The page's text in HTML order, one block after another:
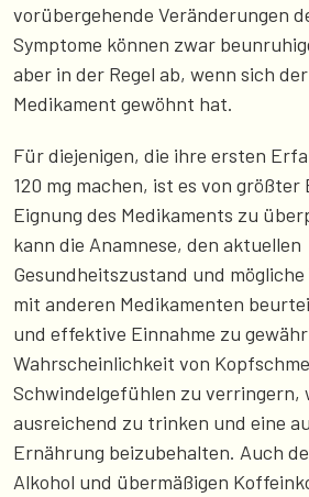
vorübergehende Veränderungen
Symptome können zwar
aber in der Regel ab, wenn sich
Medikament gewöhnt hat.
Für diejenigen, die ihre ersten
120 mg machen, ist es von größter
Eignung des Medikaments zu
kann die Anamnese, den aktuellen
Gesundheitszustand und
mit anderen Medikamenten
und effektive Einnahme zu
Wahrscheinlichkeit von
Schwindelgefühlen zu verringern,
ausreichend zu trinken und eine
Ernährung beizubehalten. Auch
Alkohol und übermäßigen